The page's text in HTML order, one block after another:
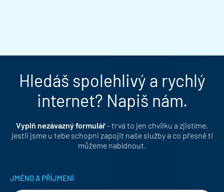
Hledáš spolehlivý a rychlý
internet? Napiš nám.
Vyplň nezávazný formulář- trvá to jen chvilku a zjistíme,
jestli jsme u tebe schopni zapojit naše služby a co přesně ti
můžeme nabídnout.
JMÉNO A PŘÍJMENÍ